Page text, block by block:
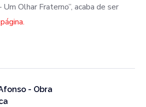
Olhar Fraterno”, acaba de ser
- Obra